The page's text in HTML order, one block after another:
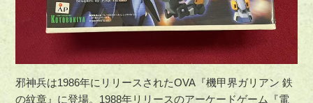
邪神兵は1986年にリリースされたOVA『機甲界ガリアン 鉄
の紋章』に登場。1988年リリースのアーケードゲーム『電